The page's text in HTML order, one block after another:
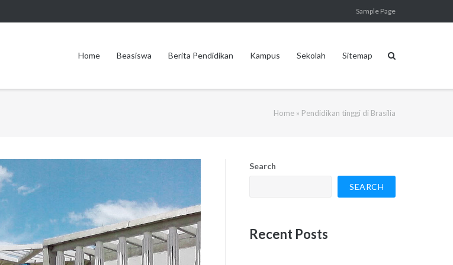
Sample Page
Home Beasiswa Berita Pendidikan Kampus Sekolah Sitemap
Home » Pendidikan tinggi di Brasília
Search
SEARCH
Recent Posts